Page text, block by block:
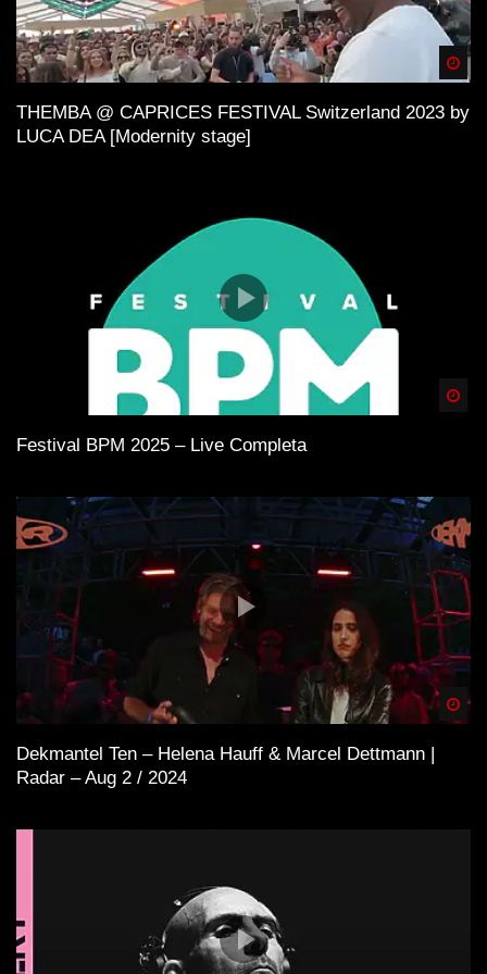
THEMBA @ CAPRICES FESTIVAL Switzerland 2023 by
LUCA DEA [Modernity stage]
Festival BPM 2025 – Live Completa
Dekmantel Ten – Helena Hauff & Marcel Dettmann |
Radar – Aug 2 / 2024